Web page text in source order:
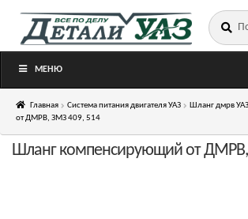
Перейти
Перейти
Искать:
МЕНЮ
Главная Система питания двигателя УАЗ Шланг дмрв УАЗ
от ДМРВ, ЗМЗ 409, 514
Шланг компенсирующий от ДМРВ,